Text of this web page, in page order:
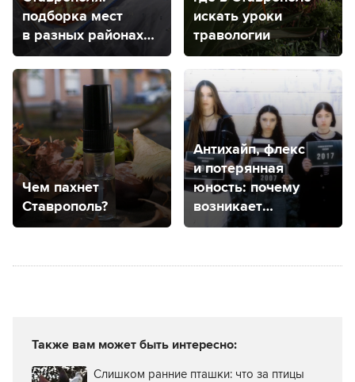
подборка мест
в разных районах
города
искать уроки
травологии
Чем пахнет
Ставрополь?
Антихайп, флекс
и потерянная
юность: почему
возникает
ностальгия
ли скучать
Также вам может быть интересно:
Слишком ранние пташки: что за птицы